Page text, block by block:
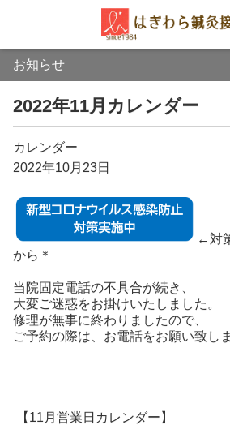
お知らせ
2022年11月カレンダー
カレンダー
2022年10月23日
←対
から＊
当院固定電話の不具合が続き、
大変ご迷惑をお掛けいたしました。
修理が無事に終わりましたので、
ご予約の際は、お電話をお願い致し
【11月営業日カレンダー】